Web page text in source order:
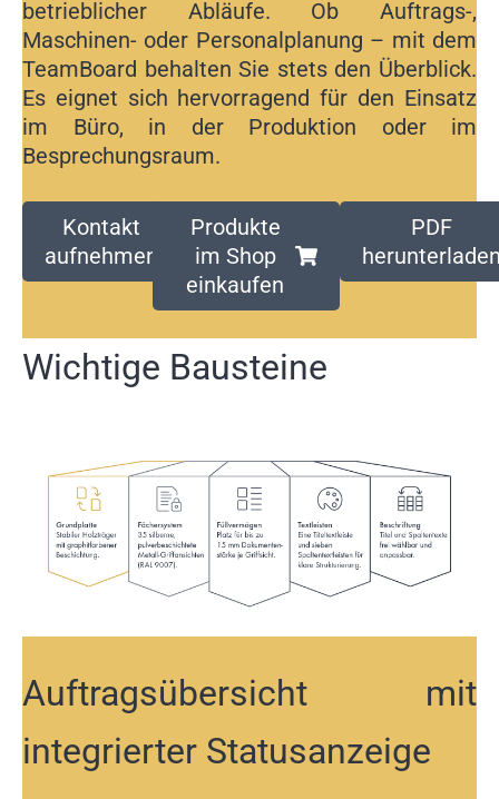
betrieblicher Abläufe. Ob Auftrags-,
Maschinen- oder Personalplanung – mit dem
TeamBoard behalten Sie stets den Überblick.
Es eignet sich hervorragend für den Einsatz
im Büro, in der Produktion oder im
Besprechungsraum.
Kontakt
aufnehmen
Produkte
im Shop
einkaufen
PDF
Wichtige Bausteine
Auftragsübersicht mit
integrierter Statusanzeige